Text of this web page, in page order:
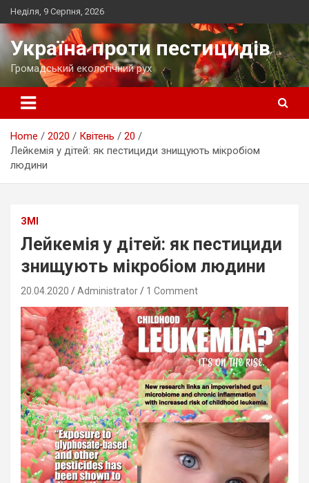
Skip
to
content
Неділя, 9 Серпня, 2026
Україна проти пестицидів
Громадський екологічний рух
Home 2020 Квітень
20
Лейкемія у дітей: як пестициди знищують мікробіом
людини
ЗМІ
Лейкемія у дітей: як пестициди
знищують мікробіом людини
20.04.2020 Administrator 1 Comment